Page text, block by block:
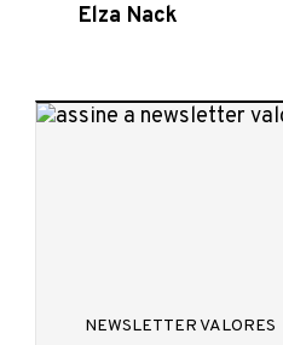
Elza Nack
NEWSLETTER VALORES